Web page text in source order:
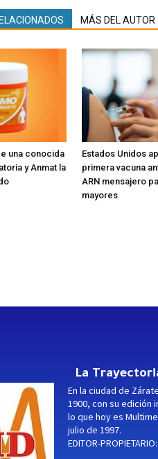
MÁS DEL AUTOR
una conocida
y Anmat la
Estados Unidos
primera vacuna
ARN mensajero
mayores
La
En la ciudad de
1900, con su edición
lo que hoy es
julio de 1997.
EDITOR-